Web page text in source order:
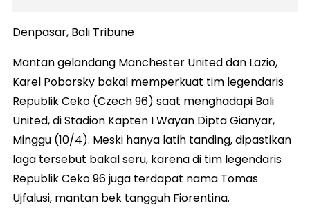
Denpasar, Bali Tribune
Mantan gelandang Manchester United dan Lazio,
Karel Poborsky bakal memperkuat tim legendaris
Republik Ceko (Czech 96) saat menghadapi Bali
United, di Stadion Kapten I Wayan Dipta Gianyar,
Minggu (10/4). Meski hanya latih tanding, dipastikan
laga tersebut bakal seru, karena di tim legendaris
Republik Ceko 96 juga terdapat nama Tomas
Ujfalusi, mantan bek tangguh Fiorentina.